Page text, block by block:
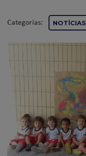
Categorias: NOTÍCIAS